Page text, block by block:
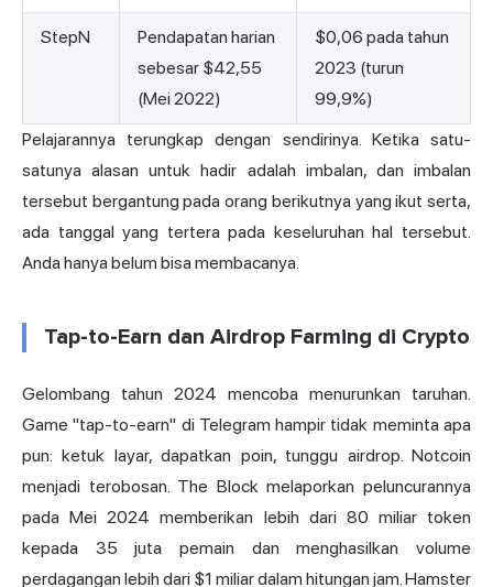
StepN
Pendapatan harian
sebesar $42,55
(Mei 2022)
$0,06 pada tahun
2023 (turun
99,9%)
Pelajarannya terungkap dengan sendirinya. Ketika satu-
satunya alasan untuk hadir adalah imbalan, dan imbalan
tersebut bergantung pada orang berikutnya yang ikut serta,
ada tanggal yang tertera pada keseluruhan hal tersebut.
Anda hanya belum bisa membacanya.
Tap-to-Earn dan Airdrop Farming di Crypto
Gelombang tahun 2024 mencoba menurunkan taruhan.
Game "tap-to-earn" di Telegram hampir tidak meminta apa
pun: ketuk layar, dapatkan poin, tunggu airdrop. Notcoin
menjadi terobosan. The Block melaporkan peluncurannya
pada Mei 2024 memberikan lebih dari 80 miliar token
kepada 35 juta pemain dan menghasilkan volume
perdagangan lebih dari $1 miliar dalam hitungan jam. Hamster